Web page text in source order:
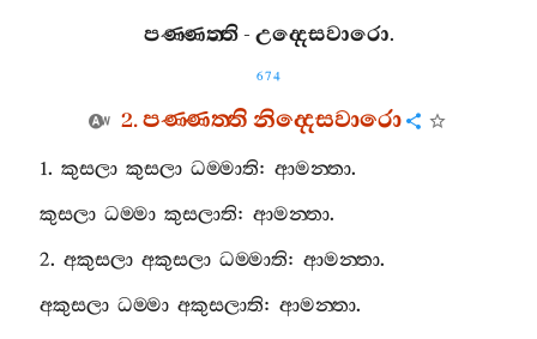
පණ‍්ණත‍්ති- උද‍්දෙසවාරො.
674
2.පණ‍්ණත‍්තිනිද‍්දෙසවාරො
1. කුසලා කුසලා ධම‍්මාති: ආමන‍්තා.
කුසලා ධම‍්මා කුසලාති: ආමන‍්තා.
2. අකුසලා අකුසලා ධම‍්මාති: ආමන‍්තා.
අකුසලා ධම‍්මා අකුසලාති: ආමන‍්තා.